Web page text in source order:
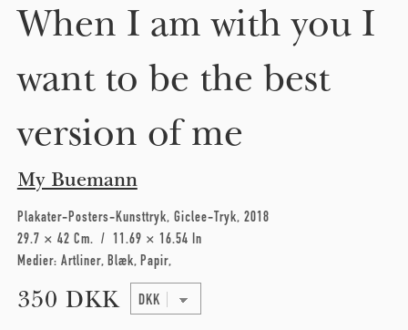
When I am with you I
want to be the best
version of me
My Buemann
Plakater-Posters-Kunsttryk Giclee-Tryk 2018
29.7 × 42 Cm
11.69 × 16.54 In
Medier: Artliner Blæk Papir
350 DKK